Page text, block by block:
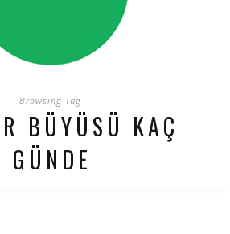
Browsing Tag
BÜYÜSÜ KAÇ
GÜNDE